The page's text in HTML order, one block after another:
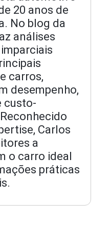
20 anos de
No blog da
análises
carros,
desempenho,
custo-
Carlos
a
o carro ideal
práticas